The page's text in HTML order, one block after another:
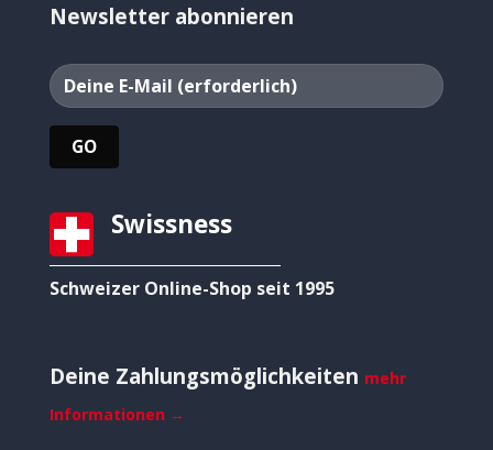
Newsletter abonnieren
Swissness
Schweizer Online-Shop seit 1995
Deine Zahlungsmöglichkeiten mehr
Informationen →